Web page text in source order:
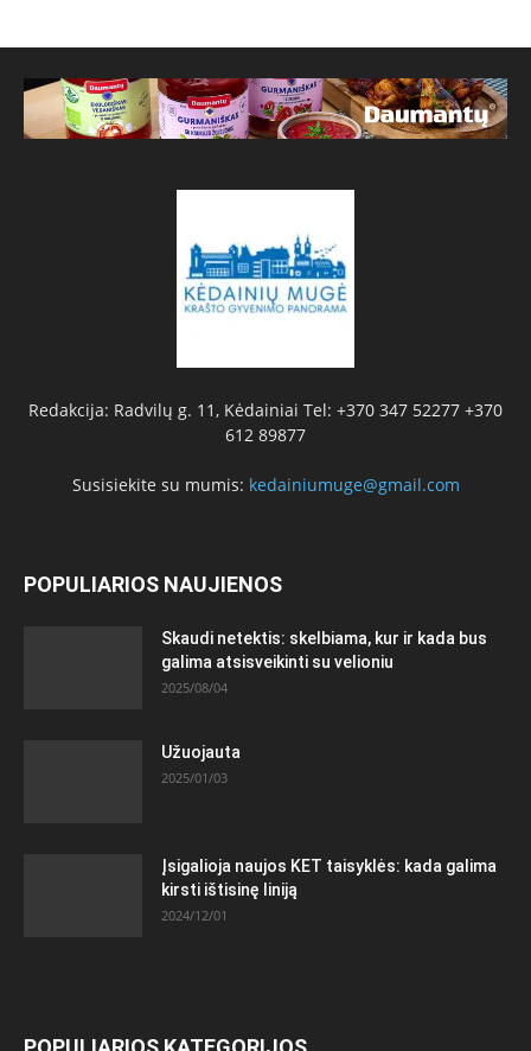
Redakcija: Radvilų g. 11, Kėdainiai Tel: +370 347 52277 +370
612 89877
Susisiekite su mumis: kedainiumuge@gmail.com
POPULIARIOS NAUJIENOS
Skaudi netektis: skelbiama, kur ir kada bus
galima atsisveikinti su velioniu
2025/08/04
Užuojauta
2025/01/03
Įsigalioja naujos KET taisyklės: kada galima
kirsti ištisinę liniją
2024/12/01